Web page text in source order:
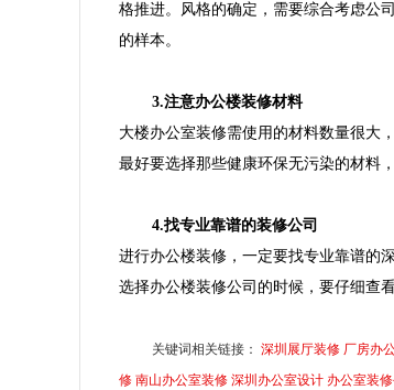
格推进。风格的确定，需要综合考虑公
的样本。
3.注意办公楼装修材料
大楼办公室装修需使用的材料数量很大
最好要选择那些健康环保无污染的材料
4.找专业靠谱的装修公司
进行办公楼装修，一定要找专业靠谱的
选择办公楼装修公司的时候，要仔细查
关键词相关链接： 深圳展厅装修 厂房办
修 南山办公室装修 深圳办公室设计 办公室装修